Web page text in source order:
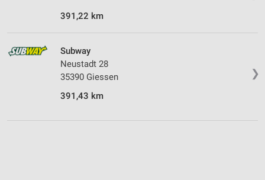
391,22 km
❯
Subway
Neustadt 28
35390 Giessen
391,43 km